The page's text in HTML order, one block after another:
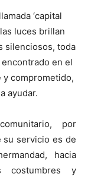
‘capital
luces brillan
silenciosos, toda
en el
y comprometido,
ayudar.
por
su servicio es de
hacia
costumbres y